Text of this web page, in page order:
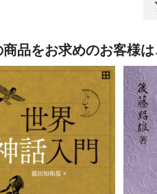
商品をお求めのお客様